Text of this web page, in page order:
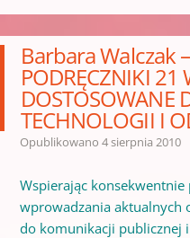
Barbara Walczak
PODRĘCZNIKI 21
DOSTOSOWANE
TECHNOLOGII I
Opublikowano 4 sierpnia 2010
Wspierając
wprowadzania aktualnych
do komunikacji publicznej